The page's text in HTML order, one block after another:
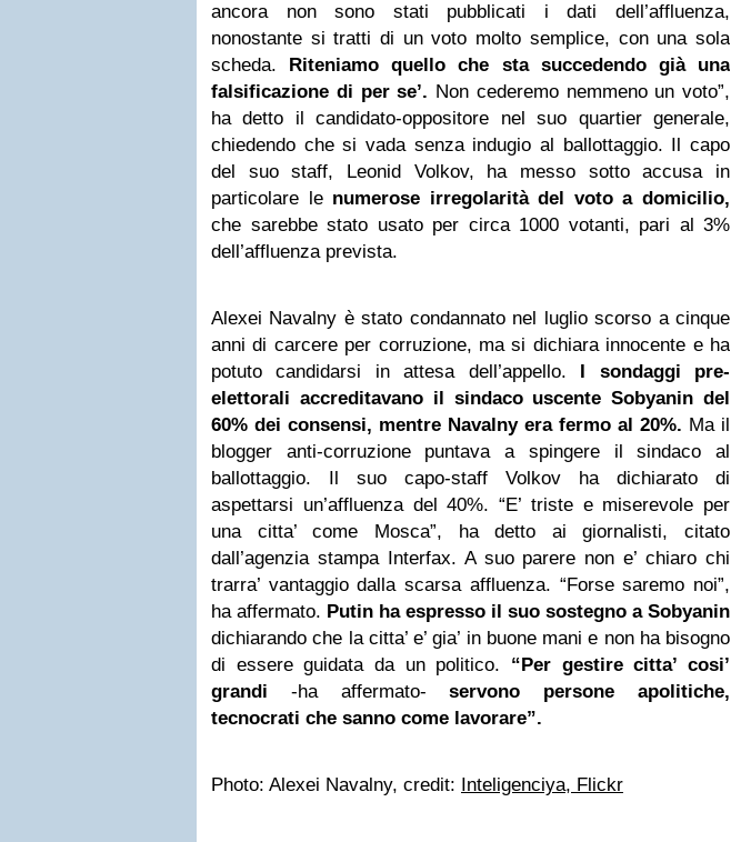
ancora non sono stati pubblicati i dati dell’affluenza,
nonostante si tratti di un voto molto semplice, con una sola
scheda. Riteniamo quello che sta succedendo già una
falsificazione di per se’. Non cederemo nemmeno un voto”,
ha detto il candidato-oppositore nel suo quartier generale,
chiedendo che si vada senza indugio al ballottaggio. Il capo
del suo staff, Leonid Volkov, ha messo sotto accusa in
particolare le numerose irregolarità del voto a domicilio,
che sarebbe stato usato per circa 1000 votanti, pari al 3%
dell’affluenza prevista.
Alexei Navalny è stato condannato nel luglio scorso a cinque
anni di carcere per corruzione, ma si dichiara innocente e ha
potuto candidarsi in attesa dell’appello. I sondaggi pre-
elettorali accreditavano il sindaco uscente Sobyanin del
60% dei consensi, mentre Navalny era fermo al 20%. Ma il
blogger anti-corruzione puntava a spingere il sindaco al
ballottaggio. Il suo capo-staff Volkov ha dichiarato di
aspettarsi un’affluenza del 40%. “E’ triste e miserevole per
una citta’ come Mosca”, ha detto ai giornalisti, citato
dall’agenzia stampa Interfax. A suo parere non e’ chiaro chi
trarra’ vantaggio dalla scarsa affluenza. “Forse saremo noi”,
ha affermato. Putin ha espresso il suo sostegno a Sobyanin
dichiarando che la citta’ e’ gia’ in buone mani e non ha bisogno
di essere guidata da un politico. “Per gestire citta’ cosi’
grandi -ha affermato- servono persone apolitiche,
tecnocrati che sanno come lavorare”.
Photo: Alexei Navalny, credit: Inteligenciya, Flickr